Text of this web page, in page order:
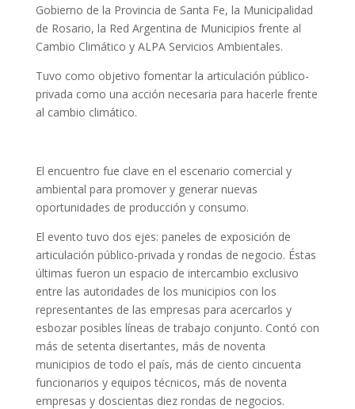
Gobierno de la Provincia de Santa Fe, la Municipalidad
de Rosario, la Red Argentina de Municipios frente al
Cambio Climático y ALPA Servicios Ambientales.
Tuvo como objetivo fomentar la articulación público-
privada como una acción necesaria para hacerle frente
al cambio climático.
El encuentro fue clave en el escenario comercial y
ambiental para promover y generar nuevas
oportunidades de producción y consumo.
El evento tuvo dos ejes: paneles de exposición de
articulación público-privada y rondas de negocio. Éstas
últimas fueron un espacio de intercambio exclusivo
entre las autoridades de los municipios con los
representantes de las empresas para acercarlos y
esbozar posibles líneas de trabajo conjunto. Contó con
más de setenta disertantes, más de noventa
municipios de todo el país, más de ciento cincuenta
funcionarios y equipos técnicos, más de noventa
empresas y doscientas diez rondas de negocios.